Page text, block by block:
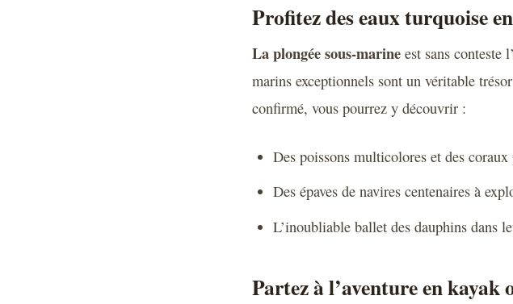
Profitez des eaux turquoise
La plongée sous-marine est sans conteste
marins exceptionnels sont un véritable
confirmé, vous pourrez y découvrir :
Des poissons multicolores et des coraux
Des épaves de navires centenaires à
L’inoubliable ballet des dauphins dans
Partez à l’aventure en kayak